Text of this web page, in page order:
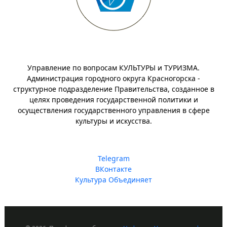
Управление по вопросам КУЛЬТУРЫ и ТУРИЗМА.
Администрация городного округа Красногорска -
структурное подразделение Правительства, созданное в
целях проведения государственной политики и
осуществления государственного управления в сфере
культуры и искусства.
Telegram
ВКонтакте
Культура Объединяет